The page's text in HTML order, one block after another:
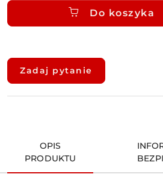
Do koszyka
Dostępność
dostawa
Zadaj pytanie
OPIS
PRODUKTU